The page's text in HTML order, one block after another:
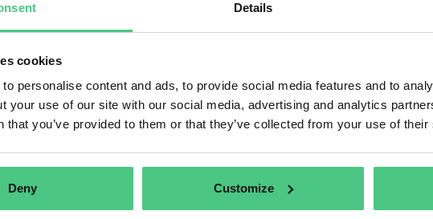
Details
cookies
personalise content and ads, to provide social media features and to
your use of our site with our social media, advertising and analytics
that you’ve provided to them or that they’ve collected from your use of
Deny Customize
Expertenmeinungen und Gemeinschaftsdiskussionen zu osapeers